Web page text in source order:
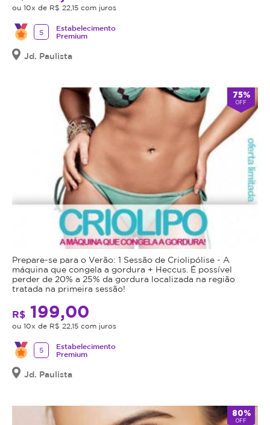
ou 10x de R$ 22,15 com juros
5
Estabelecimento
Premium
Jd. Paulista
75%
OFF
Prepare-se para o Verão: 1 Sessão de Criolipólise - A
máquina que congela a gordura + Heccus. É possível
perder de 20% a 25% da gordura localizada na região
tratada na primeira sessão!
R$ 199,00
ou 10x de R$ 22,15 com juros
5
Estabelecimento
Premium
Jd. Paulista
80%
OFF